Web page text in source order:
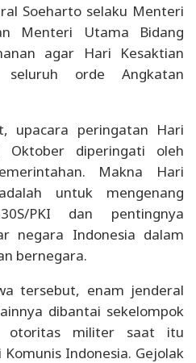
Soeharto selaku Menteri
Menteri Utama Bidang
agar Hari Kesaktian
seluruh orde Angkatan
upacara peringatan Hari
Oktober diperingati oleh
Makna Hari
untuk mengenang
PKI dan pentingnya
negara Indonesia dalam
bernegara.
tersebut, enam jenderal
dibantai sekelompok
otoritas militer saat itu
Indonesia. Gejolak